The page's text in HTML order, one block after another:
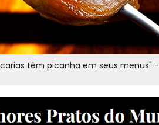
têm picanha em seus menus" -